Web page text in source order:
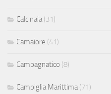
Calcinaia (31)
Camaiore (41)
Campagnatico (8)
Campiglia Marittima (71)